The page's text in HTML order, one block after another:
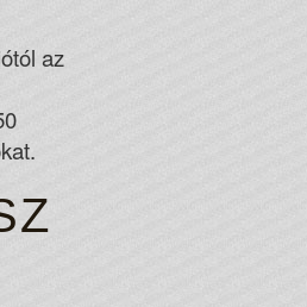
have to use one of the
and offers.
doesnt mean that this
az